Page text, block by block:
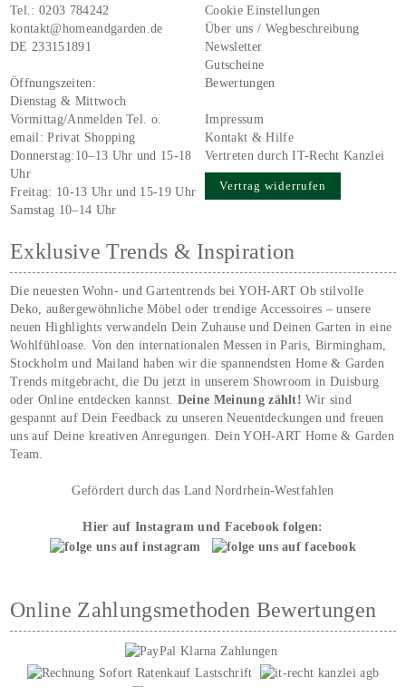
Tel.:0203 784242
kontakt@homeandgarden.de
DE 233151891
Öffnungszeiten:
Dienstag & Mittwoch
Vormittag/Anmelden Tel. o.
email:Privat Shopping
Donnerstag:10–13 Uhr und 15-18
Uhr
Freitag: 10-13 Uhr und 15-19 Uhr
Samstag 10–14 Uhr
Cookie Einstellungen
Über uns / Wegbeschreibung
Newsletter
Gutscheine
Bewertungen
Impressum
Kontakt & Hilfe
Vertreten durch IT-Recht Kanzlei
Vertrag widerrufen
Exklusive Trends & Inspiration
Die neuesten Wohn- und Gartentrends bei YOH‑ART Ob stilvolle
Deko, außergewöhnliche Möbel oder trendige Accessoires – unsere
neuen Highlights verwandeln Dein Zuhause und Deinen Garten in eine
Wohlfühloase. Von den internationalen Messen in Paris, Birmingham,
Stockholm und Mailand haben wir die spannendsten Home & Garden
Trends mitgebracht, die Du jetzt in unserem Showroom in Duisburg
oder Online entdecken kannst. Deine Meinung zählt!Wir sind
gespannt auf Dein Feedback zu unseren Neuentdeckungen und freuen
uns auf Deine kreativen Anregungen. Dein YOH‑ART Home & Garden
Team.
Gefördert durch das Land Nordrhein-Westfahlen
Hier auf Instagram und Facebook folgen:
Online Zahlungsmethoden Bewertungen